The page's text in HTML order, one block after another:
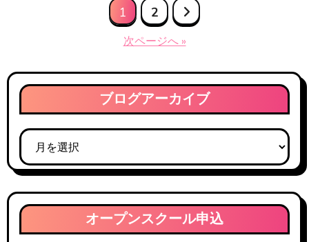
の
ペ
ー
ジ
送
り
1 2
次ページへ »
ブログアーカイブ
ブ
ロ
グ
ア
ー
カ
オープンスクール申込